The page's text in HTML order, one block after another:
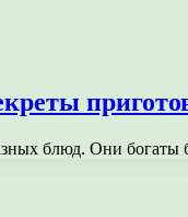
блюд. Они